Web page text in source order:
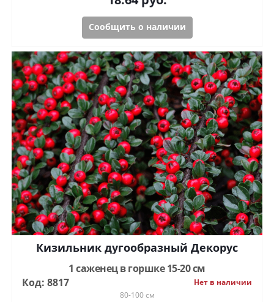
Сообщить о наличии
Кизильник дугообразный Декорус
1 саженец в горшке 15-20 см
Код: 8817
Нет в наличии
80-100 см